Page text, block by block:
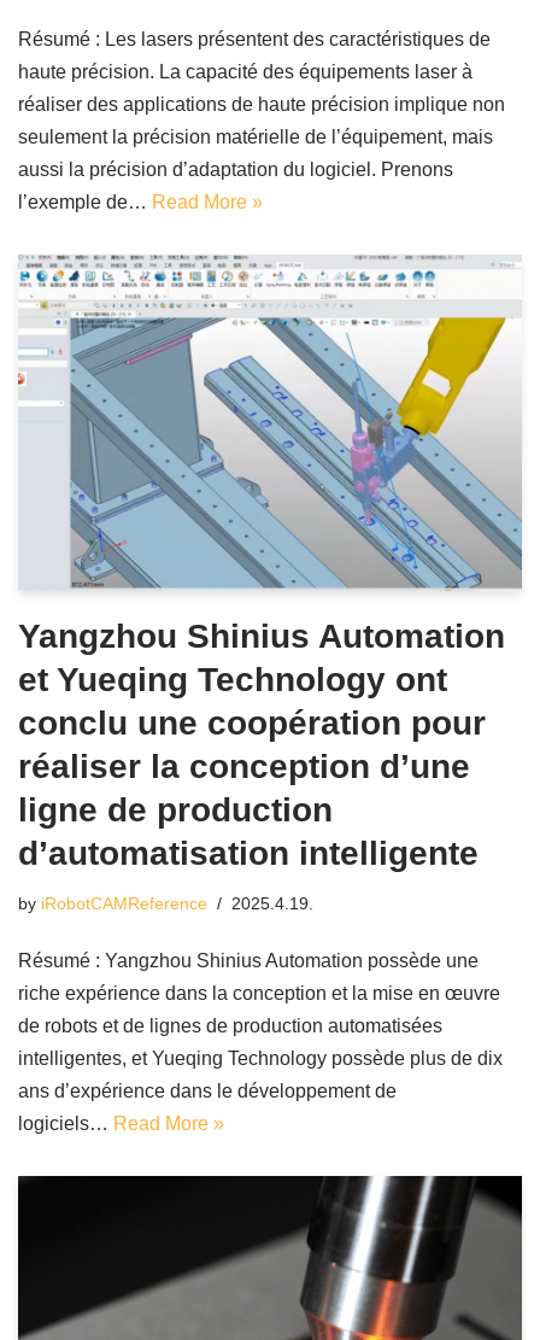
Résumé : Les lasers présentent des caractéristiques de
haute précision. La capacité des équipements laser à
réaliser des applications de haute précision implique non
seulement la précision matérielle de l’équipement, mais
aussi la précision d’adaptation du logiciel. Prenons
l’exemple de… Read More »
Yangzhou Shinius Automation
et Yueqing Technology ont
conclu une coopération pour
réaliser la conception d’une
ligne de production
d’automatisation intelligente
by iRobotCAMReference 2025.4.19.
Résumé : Yangzhou Shinius Automation possède une
riche expérience dans la conception et la mise en œuvre
de robots et de lignes de production automatisées
intelligentes, et Yueqing Technology possède plus de dix
ans d’expérience dans le développement de
logiciels… Read More »